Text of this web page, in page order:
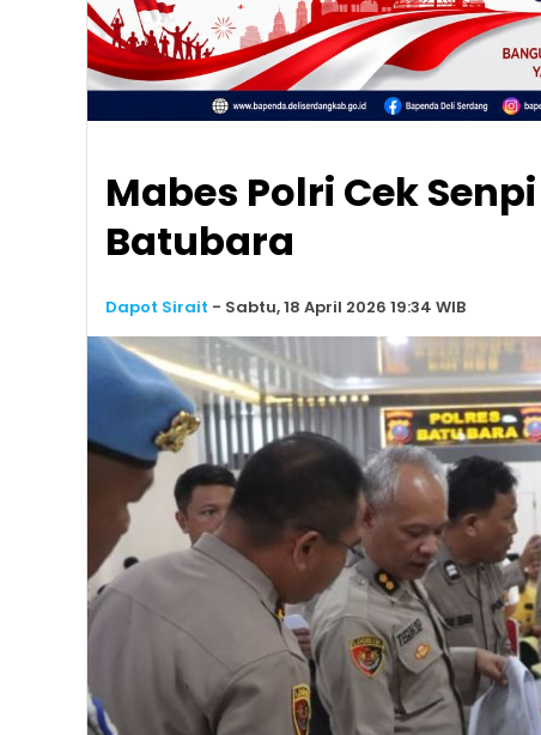
Mabes Polri Cek
Batubara
Dapot Sirait - Sabtu, 18 April 2026 19:34 WIB